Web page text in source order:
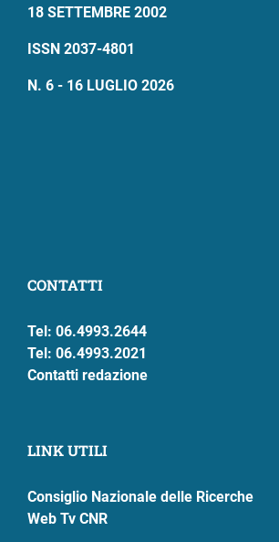
18 SETTEMBRE 2002
ISSN 2037-4801
N. 6 - 16 LUGLIO 2026
CONTATTI
Tel: 06.4993.2644
Tel: 06.4993.2021
Contatti redazione
LINK UTILI
Consiglio Nazionale delle Ricerche
Web Tv CNR